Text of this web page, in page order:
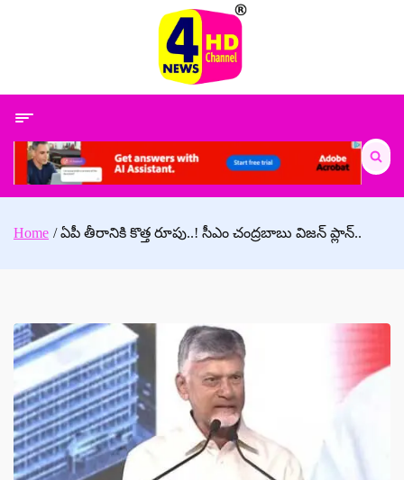
Search
for:
Home ఏపీ తీరానికి కొత్త రూపు..! సీఎం చంద్రబాబు విజన్ ప్లాన్..